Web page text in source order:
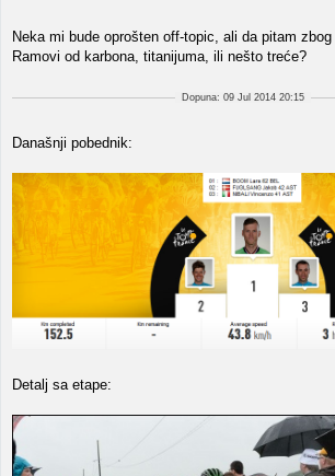
Neka mi bude oprošten off-topic, ali da pitam
Ramovi od karbona, titanijuma, ili nešto treće?
Dopuna: 09 Jul 2014 20:15
Današnji pobednik:
Detalj sa etape: